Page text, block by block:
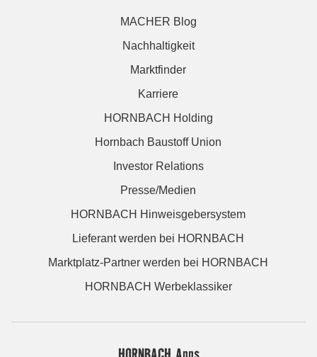
MACHER Blog
Nachhaltigkeit
Marktfinder
Karriere
HORNBACH Holding
Hornbach Baustoff Union
Investor Relations
Presse/Medien
HORNBACH Hinweisgebersystem
Lieferant werden bei HORNBACH
Marktplatz-Partner werden bei HORNBACH
HORNBACH Werbeklassiker